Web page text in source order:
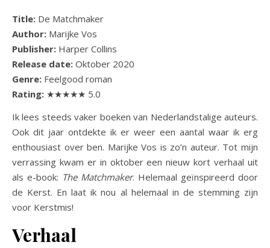
Title: De Matchmaker
Author: Marijke Vos
Publisher: Harper Collins
Release date: Oktober 2020
Genre: Feelgood roman
Rating: ★★★★★ 5.0
Ik lees steeds vaker boeken van Nederlandstalige auteurs.
Ook dit jaar ontdekte ik er weer een aantal waar ik erg
enthousiast over ben. Marijke Vos is zo’n auteur. Tot mijn
verrassing kwam er in oktober een nieuw kort verhaal uit
als e-book: The Matchmaker. Helemaal geïnspireerd door
de Kerst. En laat ik nou al helemaal in de stemming zijn
voor Kerstmis!
Verhaal